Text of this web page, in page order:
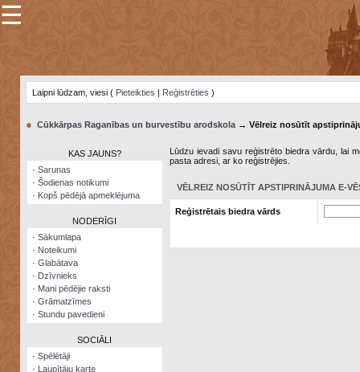
×
Šodienas
notikumi
Visatcera
almanahs
Arhīvs
☰
Laipni lūdzam, viesi ( Pieteikties | Reģistrēties )
● Cūkkārpas Raganības un burvestību arodskola→ Vēlreiz nosūtīt
KAS JAUNS?
· Sarunas
· Šodienas notikumi
· Kopš pēdējā apmeklējuma
NODERĪGI
· Sākumlapa
· Noteikumi
· Glabātava
· Dzīvnieks
· Mani pēdējie raksti
· Grāmatzīmes
· Stundu pavedieni
SOCIĀLI
· Spēlētāji
· Laupītāju karte
Lūdzu ievadi savu reģistrēto biedra vārdu, lai
pasta adresi, ar ko reģistrējies.
VĒLREIZ NOSŪTĪT APSTIPRINĀJUMA E-
Reģistrētais biedra vārds